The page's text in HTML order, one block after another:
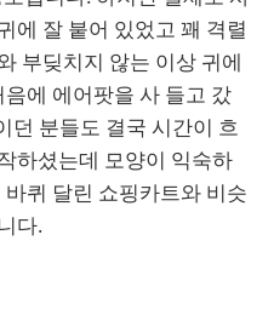
에 잘 붙어 있었고 꽤 격렬
부딪치지 않는 이상 귀에
에 에어팟을 사 들고 갔
던 분들도 결국 시간이 흐
하셨는데 모양이 익숙하
퀴 달린 쇼핑카트와 비슷
다.